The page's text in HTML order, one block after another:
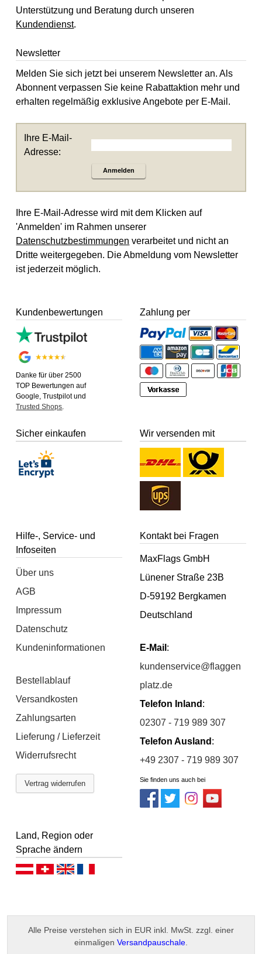
Unterstützung und Beratung durch unseren
Kundendienst.
Newsletter
Melden Sie sich jetzt bei unserem Newsletter an. Als
Abonnent verpassen Sie keine Rabattaktion mehr und
erhalten regelmäßig exklusive Angebote per E-Mail.
Ihre E-Mail-
Adresse:
Anmelden
Ihre E-Mail-Adresse wird mit dem Klicken auf
'Anmelden' im Rahmen unserer
Datenschutzbestimmungen verarbeitet und nicht an
Dritte weitergegeben. Die Abmeldung vom Newsletter
ist jederzeit möglich.
Kundenbewertungen
Danke für über 2500
TOP Bewertungen auf
Google, Trustpilot und
Trusted Shops.
Zahlung per
Sicher einkaufen Wir versenden mit
Hilfe-, Service- und
Infoseiten
Über uns
AGB
Impressum
Datenschutz
Kundeninformationen
Bestellablauf
Versandkosten
Zahlungsarten
Lieferung / Lieferzeit
Widerrufsrecht
Vertrag widerrufen
Kontakt bei Fragen
MaxFlags GmbH
Lünener Straße 23B
D-59192 Bergkamen
Deutschland
E-Mail :
kundenservice@flaggen
platz.de
Telefon Inland :
02307 - 719 989 307
Telefon Ausland :
+49 2307 - 719 989 307
Sie finden uns auch bei
Land, Region oder
Sprache ändern
Deutsch (AT)Deutsch (CH)
Alle Preise verstehen sich in EUR inkl. MwSt. zzgl. einer
einmaligen Versandpauschale.